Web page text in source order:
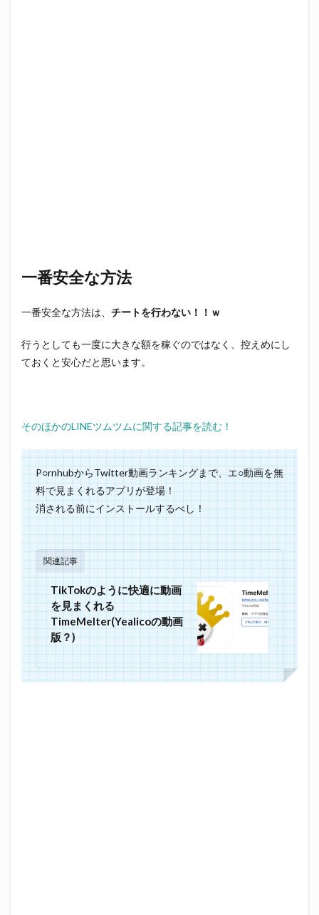
一番安全な方法
一番安全な方法は、 チートを行わない！！ｗ
行うとしても一度に大きな額を稼ぐのではなく、控えめにし
ておくと安心だと思います。
そのほかのLINEツムツムに関する記事を読む！
P○rnhubからTwitter動画ランキングまで、エ○動画を無
料で見まくれるアプリが登場！
消される前にインストールするべし！
関連記事
TikTokのように快適に動画
を見まくれる
TimeMelter(Yealicoの動画
版？)